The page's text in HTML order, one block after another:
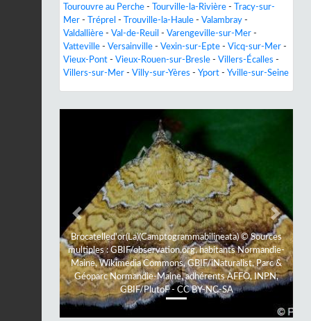
Tourouvre au Perche - Tourville-la-Rivière -
Tracy-sur-
Mer - Tréprel - Trouville-la-Haule - Valambray -
Valdallière - Val-de-Reuil - Varengeville-sur-Mer -
Vatteville - Versainville - Vexin-sur-Epte - Vicq-sur-Mer -
Vieux-Pont - Vieux-Rouen-sur-Bresle - Villers-Écalles -
Villers-sur-Mer - Villy-sur-Yères - Yport - Yville-sur-Seine
Brocatelled'or(La)(Camptogrammabilineata) © Sources
multiples : GBIF/observation.org, habitants Normandie-
Maine, Wikimedia Commons, GBIF/iNaturalist, Parc &
Géoparc Normandie-Maine, adhérents AFFO, INPN,
GBIF/PlutoF - CC BY-NC-SA
Previous Next